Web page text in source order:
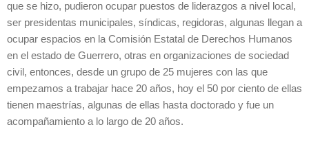
que se hizo, pudieron ocupar puestos de liderazgos a nivel local,
ser presidentas municipales, síndicas, regidoras, algunas llegan a
ocupar espacios en la Comisión Estatal de Derechos Humanos
en el estado de Guerrero, otras en organizaciones de sociedad
civil, entonces, desde un grupo de 25 mujeres con las que
empezamos a trabajar hace 20 años, hoy el 50 por ciento de ellas
tienen maestrías, algunas de ellas hasta doctorado y fue un
acompañamiento a lo largo de 20 años.